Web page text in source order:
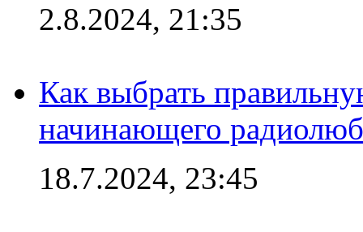
2.8.2024, 21:35
Как выбрать
начинающего
18.7.2024, 23:45